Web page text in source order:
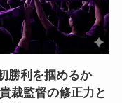
勝利を掴めるか
裁監督の修正力と